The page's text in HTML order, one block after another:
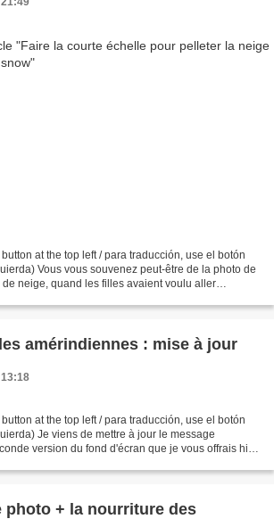
at the top left / para traducción, use el botón
Vous vous souvenez peut-être de la photo de
neige, quand les filles avaient voulu aller
amérindiennes : mise à jour
at the top left / para traducción, use el botón
Je viens de mettre à jour le message
version du fond d'écran que je vous offrais hier
photo + la nourriture des